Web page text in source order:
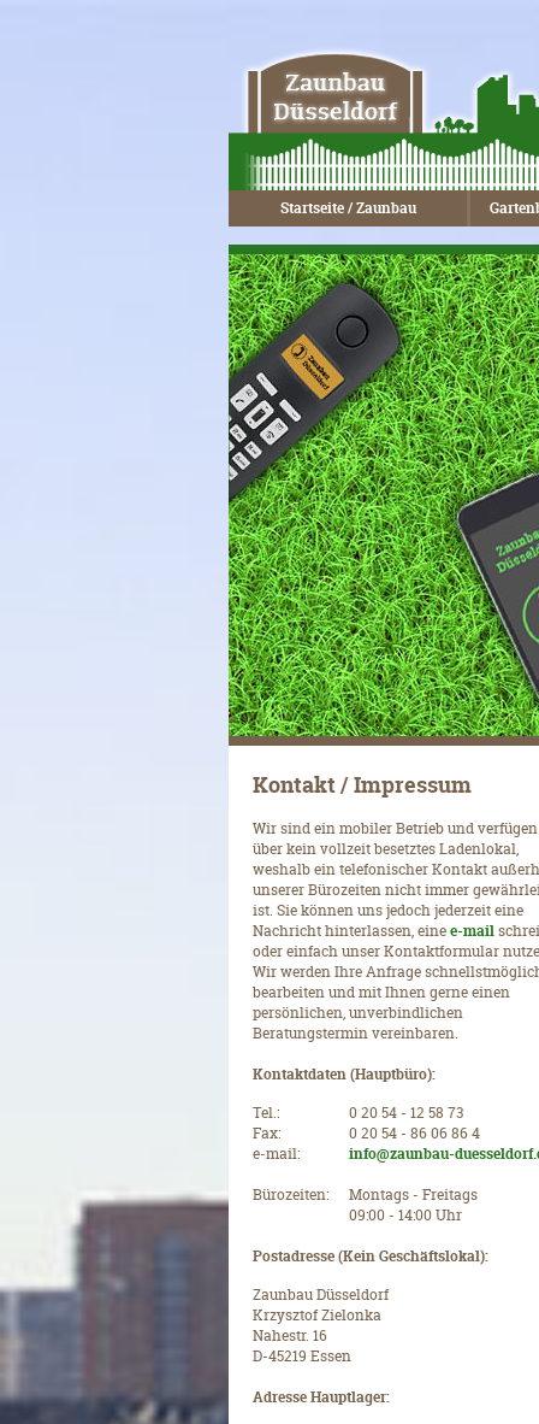
Startseite / Zaunbau
Kontakt / Impressum
Wir sind ein mobiler Betrieb und verfügen
über kein vollzeit besetztes Ladenlokal,
weshalb ein telefonischer Kontakt
unserer Bürozeiten nicht immer
ist. Sie können uns jedoch jederzeit eine
Nachricht hinterlassen, einee-mail
oder einfach unser Kontaktformular
Wir werden Ihre Anfrage
bearbeiten und mit Ihnen gerne einen
persönlichen, unverbindlichen
Beratungstermin vereinbaren.
Kontaktdaten (Hauptbüro):
Tel.:
0 20 54 - 12 58 73
Fax:
0 20 54 - 86 06 86 4
e-mail:
info@zaunbau-
Bürozeiten:
Montags - Freitags
09:00 - 14:00 Uhr
Postadresse (Kein Geschäftslokal):
Zaunbau Düsseldorf
Krzysztof Zielonka
Nahestr. 16
D-45219 Essen
Adresse Hauptlager: